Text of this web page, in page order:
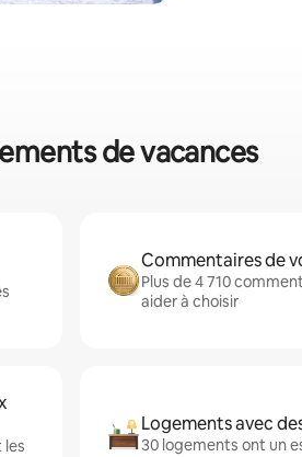
de vacances
Commentaires de
Plus de 4 710
aider à choisir
les
Logements avec
30 logements ont un